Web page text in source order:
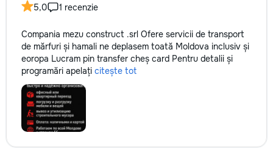
consultații și programări. Deviz
gratuit Consultanță profesională
Reparații executate la timp și cu
responsabilitate. Transformăm
ideile în locuințe confortabile,
moderne și funcționale! Calitatea
noastră – liniștea și confortul
dumneavoastră!
5,0
1 recenzie
Compania mezu construct .srl Ofere servicii de transport
de mărfuri și hamali ne deplasem toată Moldova inclusiv și
eoropa Lucram pin transfer cheș card Pentru detalii și
programări apelați citește tot